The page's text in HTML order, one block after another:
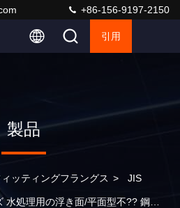
+86-156-9197-2150
引用
製品
ッティングフラングス > JIS
処理用の浮き面/平面型不?? 鋼プ